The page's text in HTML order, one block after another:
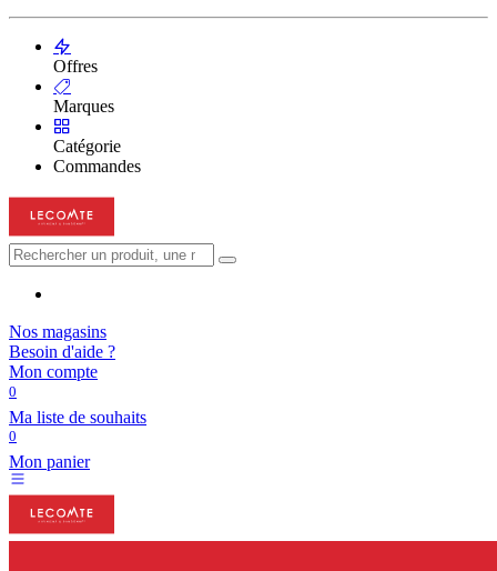
Offres
Marques
Catégorie
Commandes
Nos magasins
Besoin d'aide ?
Mon compte
0
Ma liste de souhaits
0
Mon panier